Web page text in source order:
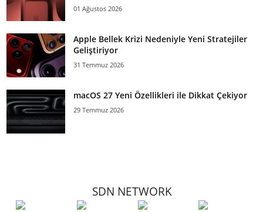
01 Ağustos 2026
Apple Bellek Krizi Nedeniyle Yeni Stratejiler
Geliştiriyor
31 Temmuz 2026
macOS 27 Yeni Özellikleri ile Dikkat Çekiyor
29 Temmuz 2026
SDN NETWORK